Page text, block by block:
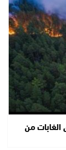
من